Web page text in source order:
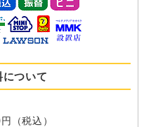
ついて
（税込）